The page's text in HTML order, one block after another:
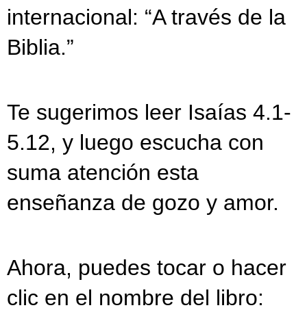
internacional: “A través de la
Biblia.”
Te sugerimos leer Isaías 4.1-
5.12, y luego escucha con
suma atención esta
enseñanza de gozo y amor.
Ahora, puedes tocar o hacer
clic en el nombre del libro: